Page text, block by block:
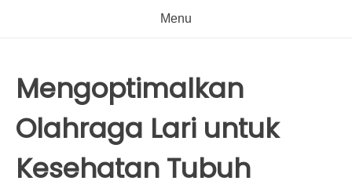
Menu
Mengoptimalkan
Olahraga Lari untuk
Kesehatan Tubuh